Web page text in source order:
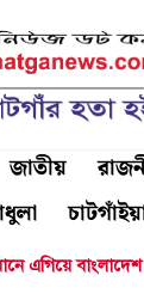
জাতীয়
এগিয়ে বাংলাদেশ